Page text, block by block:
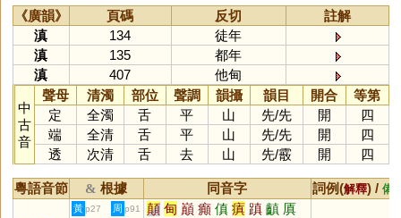
《廣韻》 頁碼 反切
註解
滇
134
徒年
滇
135
都年
滇
407 他甸
中
古
音
聲母 清濁 部位 聲調 韻攝 韻目 開合
等第
定
全濁 舌 平 山 先/先 開
四
端
全清 舌 平 山 先/先 開
四
透
次清 舌 去 山 先/霰 開 四
粵語音節 & 根據 同音字 詞例(解釋) / 備
黃 p27 周 p91 顛 甸 巔 癲 傎 瘨 蹎 齻 厧